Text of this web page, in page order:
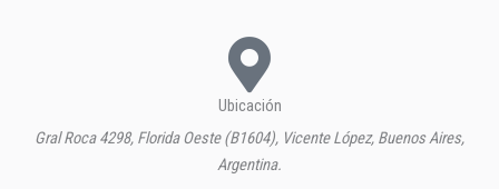
Ubicación
Gral Roca 4298, Florida Oeste (B1604), Vicente López, Buenos Aires,
Argentina.